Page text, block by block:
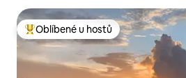
Nejlepší v kategorii Oblíbené u hostů
Oblíbené u hostů